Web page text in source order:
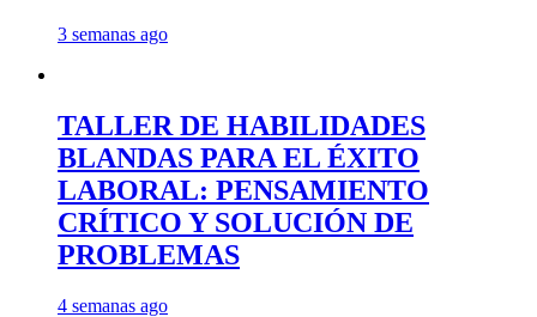
3 semanas ago
TALLER DE HABILIDADES
BLANDAS PARA EL ÉXITO
LABORAL: PENSAMIENTO
CRÍTICO Y SOLUCIÓN DE
PROBLEMAS
4 semanas ago